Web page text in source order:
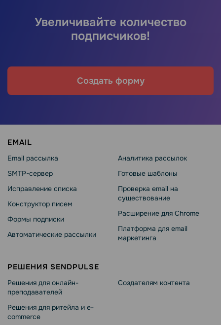
Увеличивайте количество
подписчиков!
Создать форму
EMAIL
Email рассылка
SMTP-сервер
Исправление списка
Конструктор писем
Формы подписки
Автоматические рассылки
Аналитика рассылок
Готовые шаблоны
Проверка email на
существование
Расширение для Chrome
Платформа для email
маркетинга
РЕШЕНИЯ SENDPULSE
Решения для онлайн-
преподавателей
Решения для ритейла и e-
commerce
Создателям контента